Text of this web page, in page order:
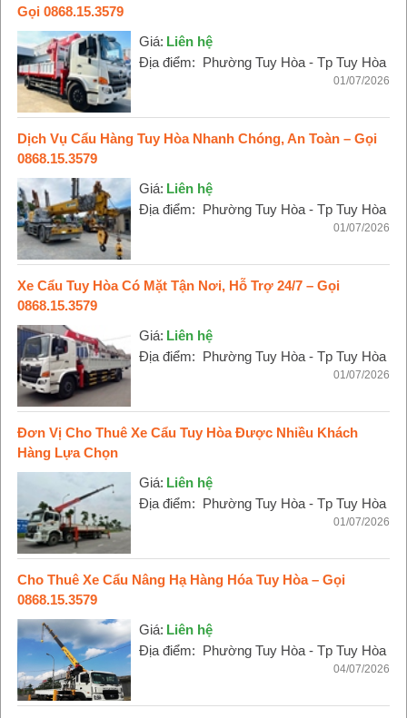
Gọi 0868.15.3579
Giá: Liên hệ
Địa điểm: Phường Tuy Hòa - Tp Tuy Hòa
01/07/2026
Dịch Vụ Cẩu Hàng Tuy Hòa Nhanh Chóng, An Toàn – Gọi
0868.15.3579
Giá: Liên hệ
Địa điểm: Phường Tuy Hòa - Tp Tuy Hòa
01/07/2026
Xe Cẩu Tuy Hòa Có Mặt Tận Nơi, Hỗ Trợ 24/7 – Gọi
0868.15.3579
Giá: Liên hệ
Địa điểm: Phường Tuy Hòa - Tp Tuy Hòa
01/07/2026
Đơn Vị Cho Thuê Xe Cẩu Tuy Hòa Được Nhiều Khách
Hàng Lựa Chọn
Giá: Liên hệ
Địa điểm: Phường Tuy Hòa - Tp Tuy Hòa
01/07/2026
Cho Thuê Xe Cẩu Nâng Hạ Hàng Hóa Tuy Hòa – Gọi
0868.15.3579
Giá: Liên hệ
Địa điểm: Phường Tuy Hòa - Tp Tuy Hòa
04/07/2026